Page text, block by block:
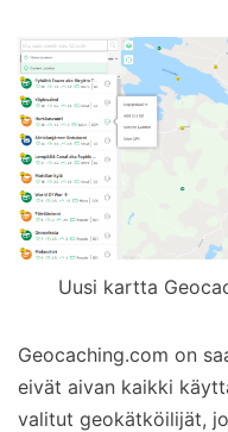
Uusi kartta
Geocaching.com on
eivät aivan kaikki
valitut geokätköilijät,